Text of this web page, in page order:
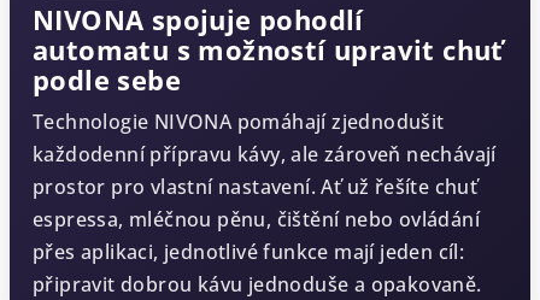
NIVONA spojuje pohodlí
automatu s možností upravit chuť
podle sebe
Technologie NIVONA pomáhají zjednodušit
každodenní přípravu kávy, ale zároveň nechávají
prostor pro vlastní nastavení. Ať už řešíte chuť
espressa, mléčnou pěnu, čištění nebo ovládání
přes aplikaci, jednotlivé funkce mají jeden cíl:
připravit dobrou kávu jednoduše a opakovaně.